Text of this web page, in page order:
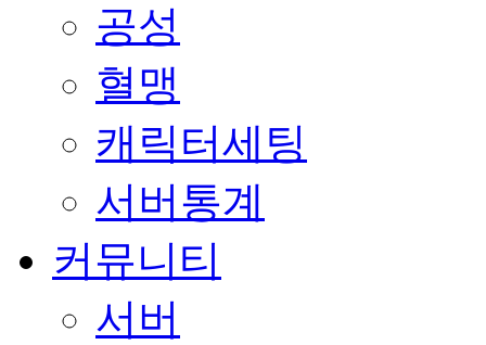
공성
혈맹
캐릭터세팅
서버통계
커뮤니티
서버